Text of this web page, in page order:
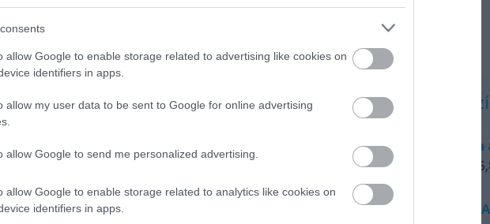
allow Google to enable storage related to advertising like cookies on
identifiers in apps.
allow my user data to be sent to Google for online advertising
allow Google to send me personalized advertising.
allow Google to enable storage related to analytics like cookies on
identifiers in apps.
Kedvező
THM: